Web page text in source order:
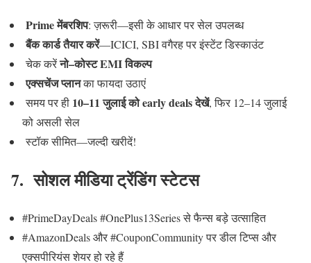
Prime मेंबरशिप: ज़रूरी—इसी के आधार पर सेल उपलब्ध
बैंक कार्ड तैयार करें—ICICI, SBI वगैरह पर इंस्टेंट डिस्काउंट
चेक करेंनो–कोस्ट EMI विकल्प
एक्सचेंज प्लानका फायदा उठाएं
समय पर ही 10–11 जुलाई को early deals देखें, फिर 12–14 जुलाई
को असली सेल
स्टॉक सीमित—जल्दी खरीदें!
7. सोशल मीडिया ट्रेंडिंग स्टेटस
#PrimeDayDeals #OnePlus13Series से फैन्स बड़े उत्साहित
#AmazonDeals और #CouponCommunity पर डील टिप्स और
एक्सपीरियंस शेयर हो रहे हैं